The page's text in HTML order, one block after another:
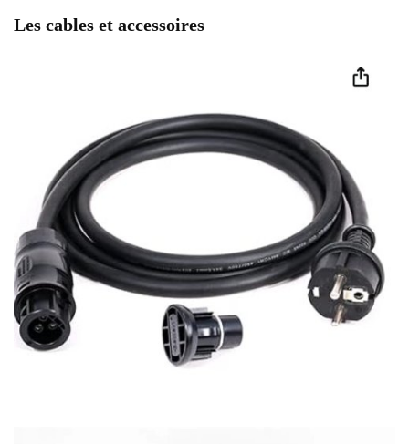
Les cables et accessoires